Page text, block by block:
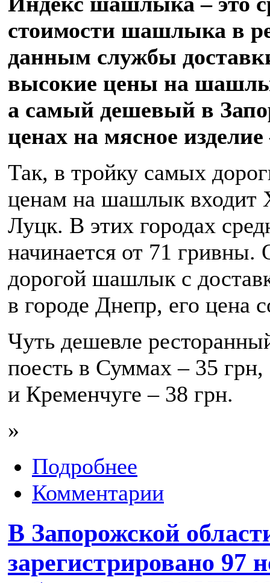
стоимости шашлыка в
данным службы
высокие цены на
а самый дешевый в
ценах на мясное
Так, в тройку самых
ценам на шашлык входит
Луцк. В этих городах
начинается от 71
дорогой шашлык с
в городе Днепр, его цена
Чуть дешевле
поесть в Суммах – 35
и Кременчуге – 38 грн.
»
Подробнее
Комментарии
В Запорожской
зарегистрировано 97